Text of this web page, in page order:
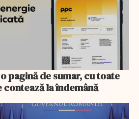
pagină de sumar, cu toate
la îndemână